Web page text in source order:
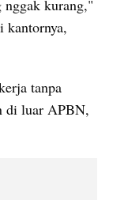
nggak kurang,"
kantornya,
tanpa
di luar APBN,